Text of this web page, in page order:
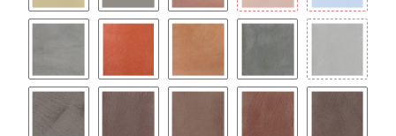
IVORY OCCHIALINOROSE ROSSO MAT. SKY BLUE
SMOKE RED TABACCO ARGILLA GRAFITE